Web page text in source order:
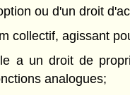
ou d'un droit
collectif, agissant
a un droit de
analogues;